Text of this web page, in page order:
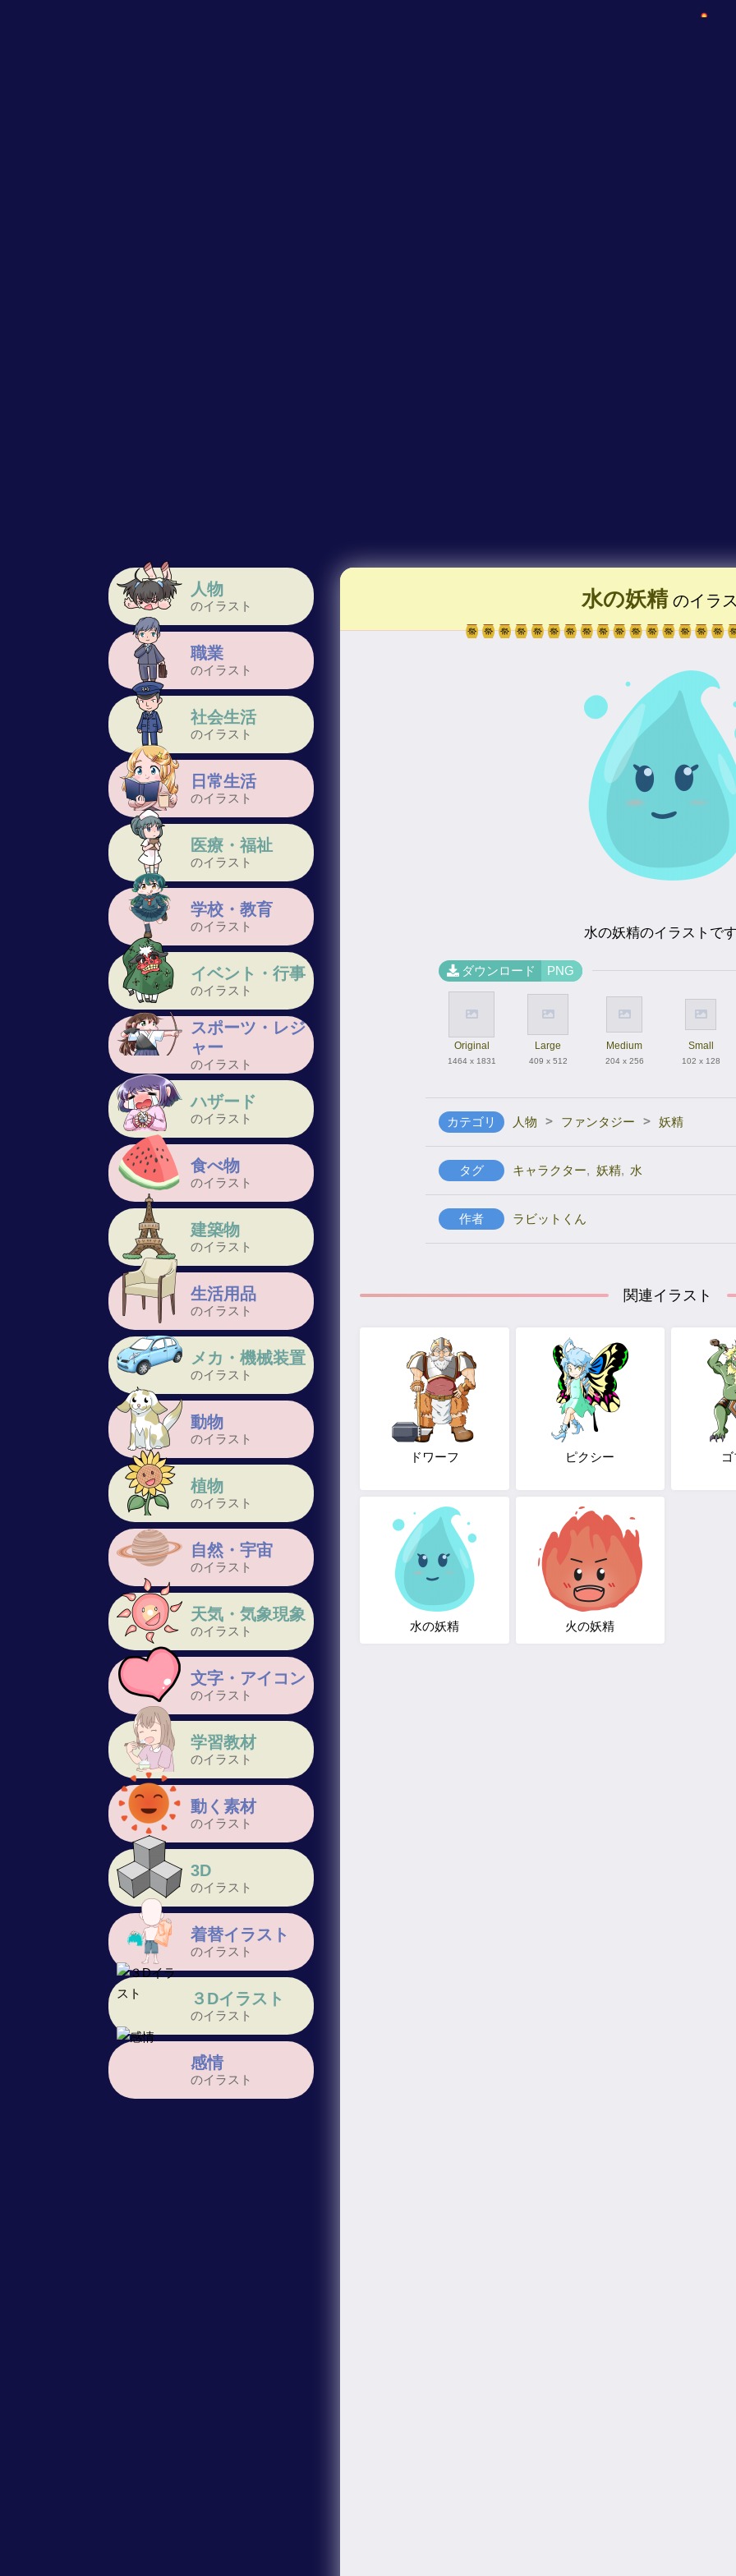
人物
のイラスト
職業
のイラスト
社会生活
のイラスト
日常生活
のイラスト
医療・福祉
のイラスト
学校・教育
のイラスト
イベント・行事
のイラスト
スポーツ・レジ
ャー
のイラスト
ハザード
のイラスト
食べ物
のイラスト
建築物
のイラスト
生活用品
のイラスト
メカ・機械装置
のイラスト
動物
のイラスト
植物
のイラスト
自然・宇宙
のイラスト
天気・気象現象
のイラスト
文字・アイコン
のイラスト
学習教材
のイラスト
動く素材
のイラスト
3D
のイラスト
着替イラスト
のイラスト
３Dイラスト
のイラスト
感情
のイラスト
水の妖精のイラ
水の妖精のイラストで
ダウンロード PNG
Original
1464 x 1831
Large
409 x 512
Medium
204 x 256
Small
102 x 128
カテゴリ 人物 > ファンタジー > 妖精
タグ キャラクター, 妖精, 水
作者 ラビットくん
関連イラスト
ドワーフ ピクシー
水の妖精 火の妖精